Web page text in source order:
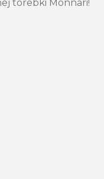
torebki Monnari!